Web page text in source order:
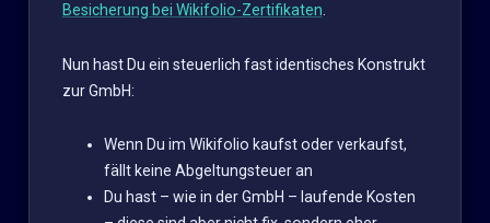
Besicherung bei Wikifolio-Zertifikaten
Nun hast Du ein steuerlich fast identisches Konstrukt
zur GmbH:
Wenn Du im Wikifolio kaufst oder verkaufst,
fällt keine Abgeltungsteuer an
Du hast – wie in der GmbH – laufende Kosten